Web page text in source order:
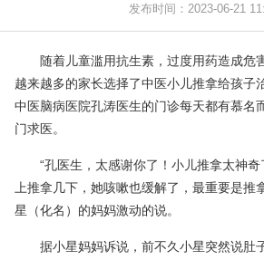
发布时间：2023-06-21
随着儿童滥用抗生素，过度用药造成危
越来越多的家长选择了中医小儿推拿给孩子
中医脑病医院孔涛医生的门诊每天都有慕名
门求医。
“孔医生，太感谢你了！小儿推拿太神
上推拿几下，她咳嗽也缓解了，最重要是推
星（化名）的妈妈激动的说。
据小星妈妈诉说，前不久小星突然说肚